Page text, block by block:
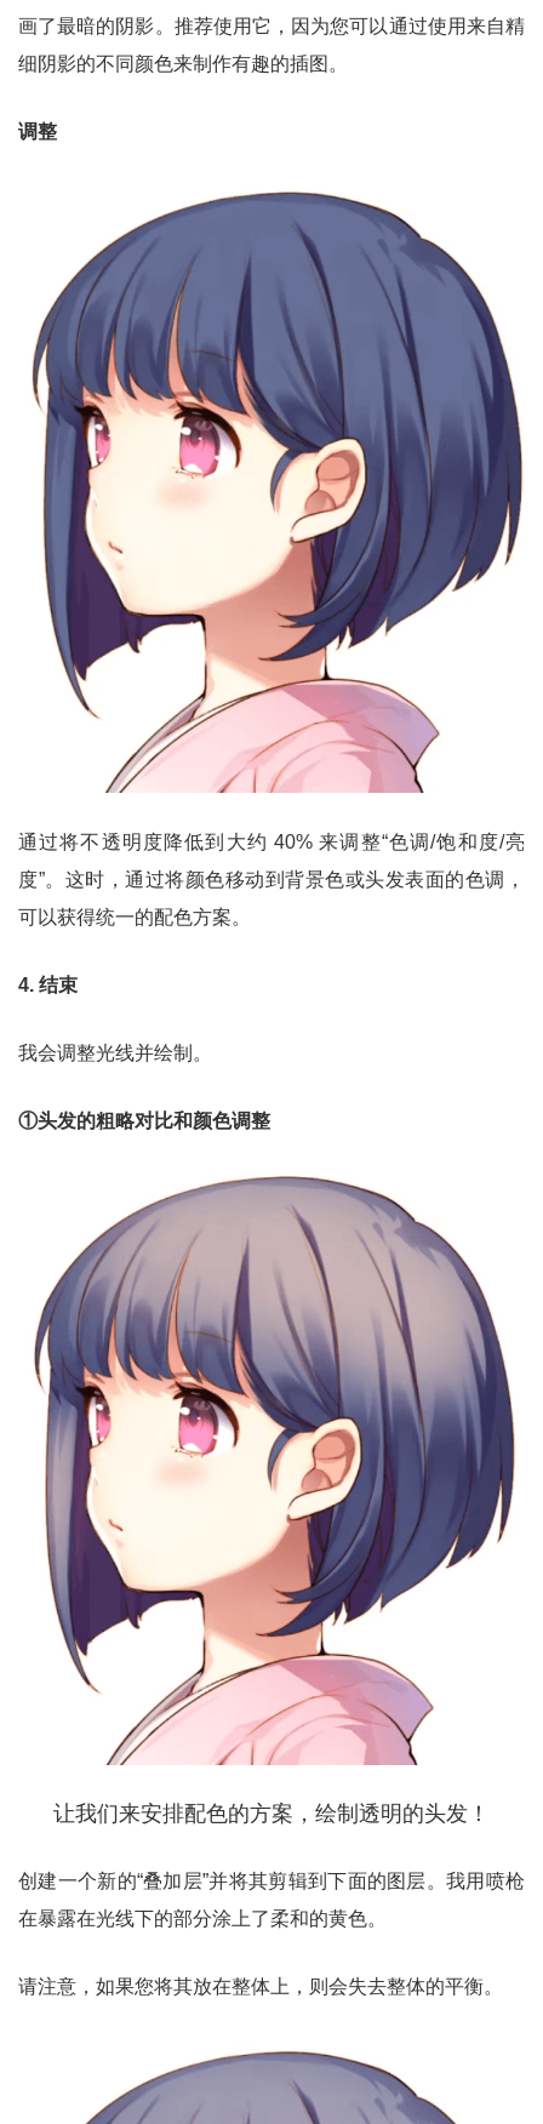
画了最暗的阴影。推荐使用它，因为您可以通过使用来自精
细阴影的不同颜色来制作有趣的插图。
调整
通过将不透明度降低到大约 40% 来调整“色调/饱和度/亮
度”。这时，通过将颜色移动到背景色或头发表面的色调，
可以获得统一的配色方案。
4. 结束
我会调整光线并绘制。
①头发的粗略对比和颜色调整
让我们来安排配色的方案，绘制透明的头发！
创建一个新的“叠加层”并将其剪辑到下面的图层。我用喷枪
在暴露在光线下的部分涂上了柔和的黄色。
请注意，如果您将其放在整体上，则会失去整体的平衡。